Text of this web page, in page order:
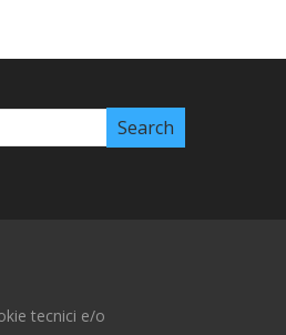
tecnici e/o